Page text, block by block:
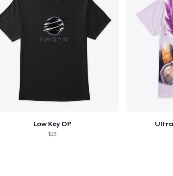
Low Key OP
$23
Ultra
Next Level 3600 | Premium Ring-Spun Cotton T-
US$ 19,99
US$ 24,99
Premium V-Neck Tee